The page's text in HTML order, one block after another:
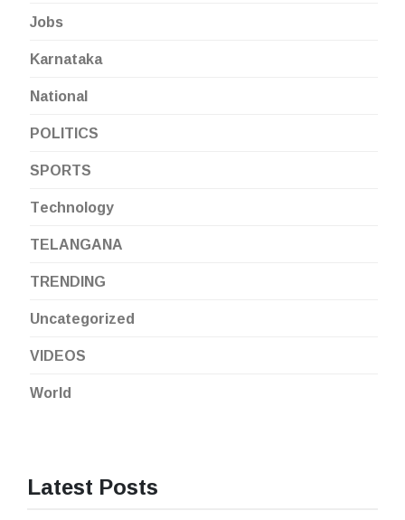
Jobs
Karnataka
National
POLITICS
SPORTS
Technology
TELANGANA
TRENDING
Uncategorized
VIDEOS
World
Latest Posts